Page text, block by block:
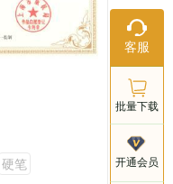
硬笔
客服
在线客服
工作日
客服电话
021-
批量下载
开通会员